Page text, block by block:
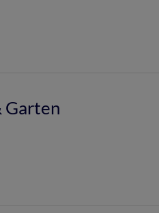
Garten